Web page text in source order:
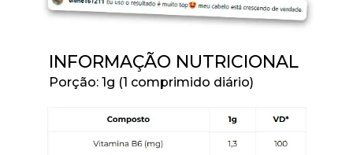
INFORMAÇÃO NUTRICIONAL
Porção: 1g (1 comprimido diário)